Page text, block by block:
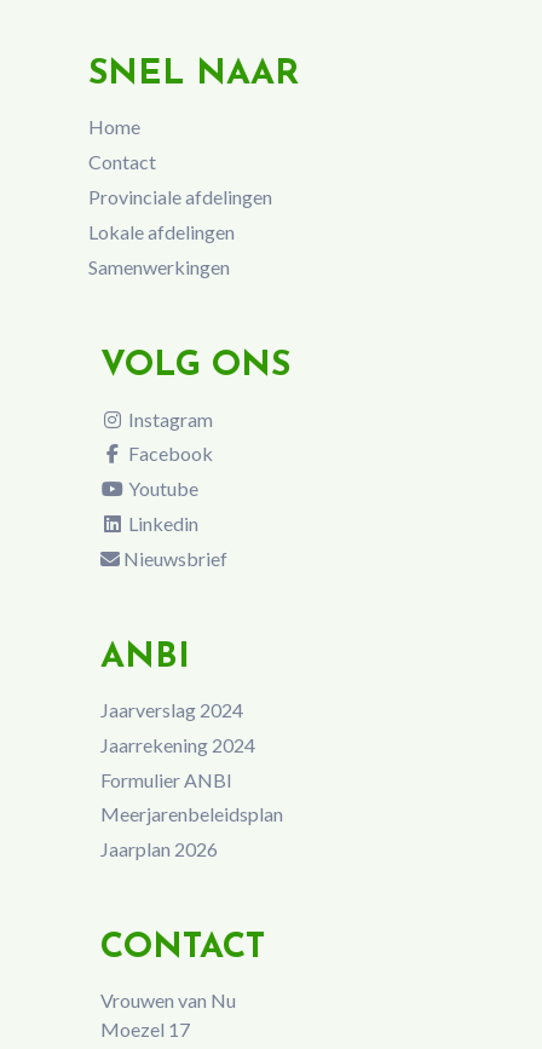
SNEL NAAR
Home
Contact
Provinciale afdelingen
Lokale afdelingen
Samenwerkingen
VOLG ONS
Instagram
Facebook
Youtube
Linkedin
Nieuwsbrief
ANBI
Jaarverslag 2024
Jaarrekening 2024
Formulier ANBI
Meerjarenbeleidsplan
Jaarplan 2026
CONTACT
Vrouwen van Nu
Moezel 17